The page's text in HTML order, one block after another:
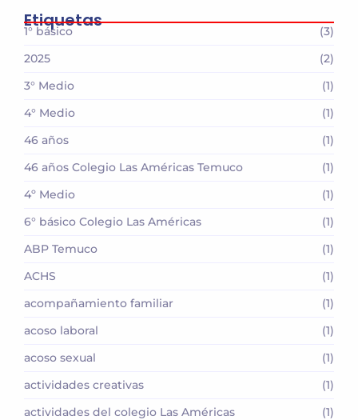
Etiquetas
1° básico
(3)
2025
(2)
3° Medio
(1)
4° Medio
(1)
46 años
(1)
46 años Colegio Las Américas Temuco
(1)
4º Medio
(1)
6° básico Colegio Las Américas
(1)
ABP Temuco
(1)
ACHS
(1)
acompañamiento familiar
(1)
acoso laboral
(1)
acoso sexual
(1)
actividades creativas
(1)
actividades del colegio Las Américas
(1)